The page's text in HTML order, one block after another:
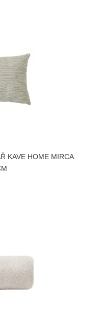
KAVE HOME MIRCA